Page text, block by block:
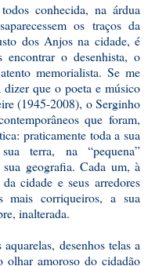
conhecida, na árdua
os traços da
dos Anjos na cidade, é
encontrar o desenhista, o
memorialista. Se me
que o poeta e músico
(1945-2008), o Serginho
que foram,
praticamente toda a sua
terra, na “pequena”
geografia. Cada um, à
cidade e seus arredores
mais corriqueiros, a sua
inalterada.
desenhos telas a
amoroso do cidadão